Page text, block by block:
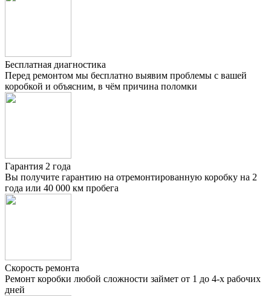
Бесплатная диагностика
Перед ремонтом мы бесплатно выявим проблемы с вашей
коробкой и объясним, в чём причина поломки
Гарантия 2 года
Вы получите гарантию на отремонтированную коробку на 2
года или 40 000 км пробега
Скорость ремонта
Ремонт коробки любой сложности займет от 1 до 4-х рабочих
дней